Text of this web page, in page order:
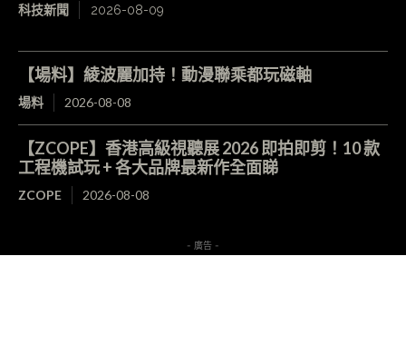
科技新聞 2026-08-09
【場料】綾波麗加持！動漫聯乘都玩磁軸
場料 2026-08-08
【ZCOPE】香港高級視聽展 2026 即拍即剪！10 款
工程機試玩 + 各大品牌最新作全面睇
ZCOPE 2026-08-08
- 廣告 -